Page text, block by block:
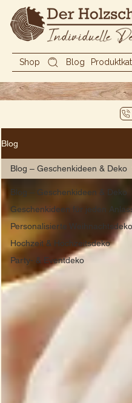
Shop Blog
Blog
Blog – Geschenkideen & Deko
Geschenkideen für jeden
Personalisierte Weihnachtsdeko
Hochzeit & Hochzeitsdeko
Party- & Eventdeko
Blog – Geschenkideen & Deko